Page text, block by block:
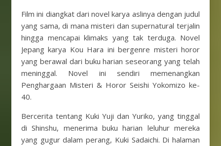
Film ini diangkat dari novel karya aslinya dengan judul
yang sama, di mana misteri dan supernatural terjalin
hingga mencapai klimaks yang tak terduga. Novel
Jepang karya Kou Hara ini bergenre misteri horor
yang berawal dari buku harian seseorang yang telah
meninggal. Novel ini sendiri memenangkan
Penghargaan Misteri & Horor Seishi Yokomizo ke-
40.
Bercerita tentang Kuki Yuji dan Yuriko, yang tinggal
di Shinshu, menerima buku harian leluhur mereka
yang gugur dalam perang, Kuki Sadaichi. Di halaman